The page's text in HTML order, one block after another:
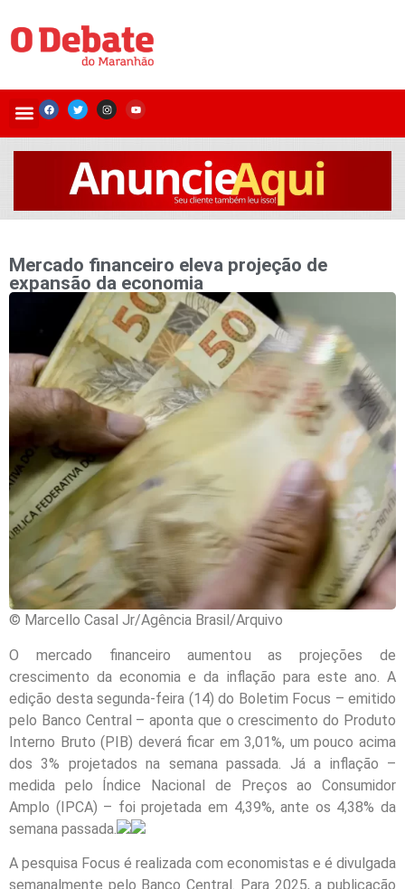
Mercado financeiro eleva projeção de
expansão da economia
© Marcello Casal Jr/Agência Brasil/Arquivo
O mercado financeiro aumentou as projeções de
crescimento da economia e da inflação para este ano. A
edição desta segunda-feira (14) do Boletim Focus – emitido
pelo Banco Central – aponta que o crescimento do Produto
Interno Bruto (PIB) deverá ficar em 3,01%, um pouco acima
dos 3% projetados na semana passada. Já a inflação –
medida pelo Índice Nacional de Preços ao Consumidor
Amplo (IPCA) – foi projetada em 4,39%, ante os 4,38% da
semana passada.
A pesquisa Focus é realizada com economistas e é divulgada
semanalmente pelo Banco Central. Para 2025, a publicação